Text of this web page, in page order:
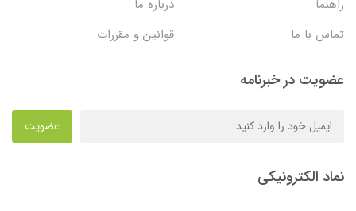
راهنما
درباره ما
تماس با ما
قوانین و مقررات
عضویت در خبرنامه
عضویت
نماد الکترونیکی